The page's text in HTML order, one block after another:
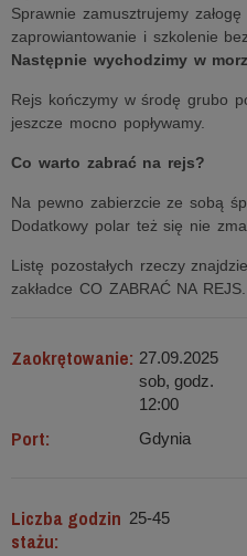
Sprawnie zamusztrujemy
zaprowiantowanie i szkolenie
Następnie wychodzimy w
Rejs kończymy w środę grubo
jeszcze mocno popływamy.
Co warto zabrać na rejs?
Na pewno zabierzcie ze sobą
Dodatkowy polar też się nie
Listę pozostałych rzeczy
zakładce CO ZABRAĆ NA REJS.
Zaokrętowanie: 27.09.2025
sob, godz.
12:00
Port: Gdynia
Liczba godzin
stażu:
25-45